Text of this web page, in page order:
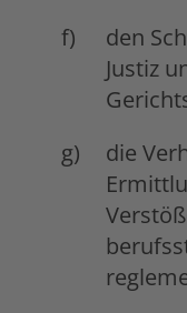
den
Justiz
die